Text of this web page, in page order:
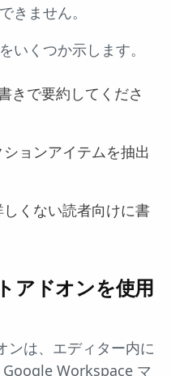
きません。
いくつか示します。
きで要約してくださ
ションアイテムを抽出
しくない読者向けに書
アドオンを使用
ンは、エディター内に
Workspace マ